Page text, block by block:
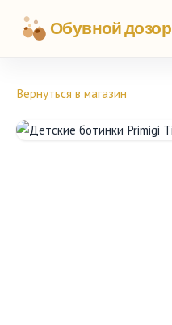
Обувной дозор
Вернуться в магазин